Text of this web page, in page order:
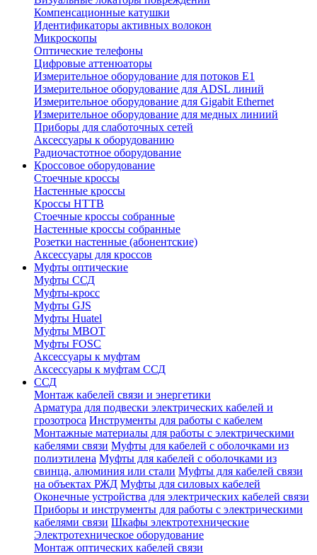
Компенсационные катушки
Идентификаторы активных волокон
Микроскопы
Оптические телефоны
Цифровые аттенюаторы
Измерительное оборудование для потоков Е1
Измерительное оборудование для ADSL линий
Измерительное оборудование для Gigabit Ethernet
Измерительное оборудование для медных линиий
Приборы для слаботочных сетей
Аксессуары к оборудованию
Радиочастотное оборудование
Кроссовое оборудование
Стоечные кроссы
Настенные кроссы
Кроссы HTTB
Стоечные кроссы собранные
Настенные кроссы собранные
Розетки настенные (абонентские)
Аксессуары для кроссов
Муфты оптические
Муфты ССД
Муфты-кросс
Муфты GJS
Муфты Huatel
Муфты МВОТ
Муфты FOSC
Аксессуары к муфтам
Аксессуары к муфтам ССД
ССД
Монтаж кабелей связи и энергетики
Арматура для подвески электрических кабелей и
грозотроса Инструменты для работы с кабелем
Монтажные материалы для работы с электрическими
кабелями связи Муфты для кабелей с оболочками из
полиэтилена Муфты для кабелей с оболочками из
свинца, алюминия или стали Муфты для кабелей связи
на объектах РЖД Муфты для силовых кабелей
Оконечные устройства для электрических кабелей связи
Приборы и инструменты для работы с электрическими
кабелями связи Шкафы электротехнические
Электротехническое оборудование
Монтаж оптических кабелей связи